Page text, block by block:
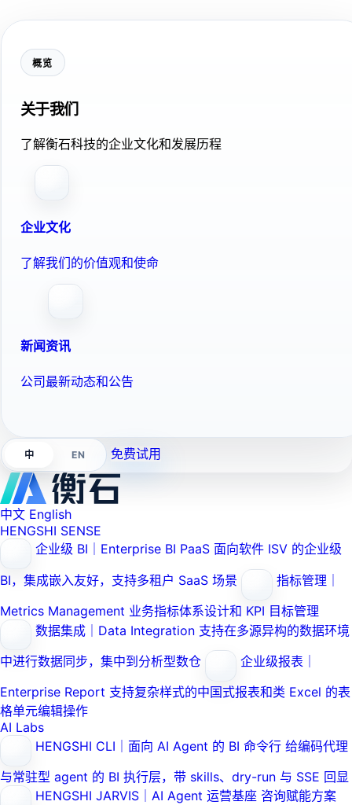
概览
关于我们
了解衡石科技的企业文化和发展历程
企业文化
了解我们的价值观和使命
新闻资讯
公司最新动态和公告
中 EN 免费试用
中文 English
HENGSHI SENSE
企业级 BI｜Enterprise BI PaaS 面向软件 ISV 的企业级
BI，集成嵌入友好，支持多租户 SaaS 场景
指标管理｜
Metrics Management 业务指标体系设计和 KPI 目标管理
数据集成｜Data Integration 支持在多源异构的数据环境
中进行数据同步，集中到分析型数仓
企业级报表｜
Enterprise Report 支持复杂样式的中国式报表和类 Excel 的表
格单元编辑操作
AI Labs
HENGSHI CLI｜面向 AI Agent 的 BI 命令行 给编码代理
与常驻型 agent 的 BI 执行层，带 skills、dry-run 与 SSE 回显
HENGSHI JARVIS｜AI Agent 运营基座 咨询赋能方案